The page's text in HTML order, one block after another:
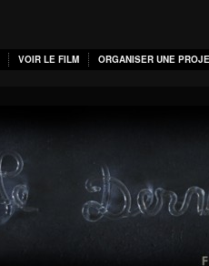
VOIR LE FILM ORGANISER UNE